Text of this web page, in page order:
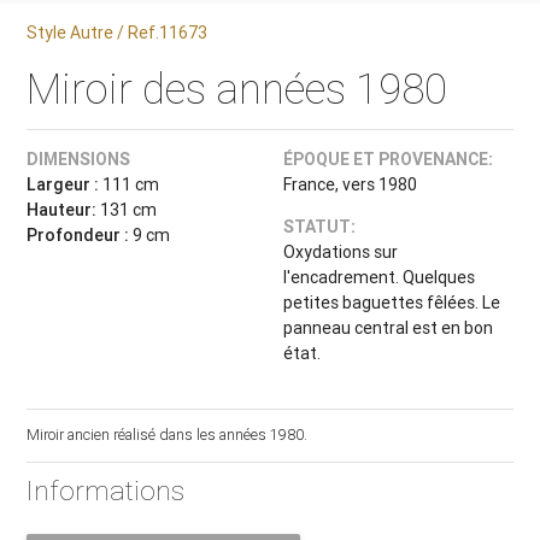
Style Autre / Ref.11673
Miroir des années 1980
DIMENSIONS
Largeur : 111 cm
Hauteur: 131 cm
Profondeur : 9 cm
ÉPOQUE ET PROVENANCE:
France, vers 1980
STATUT:
Oxydations sur
l'encadrement. Quelques
petites baguettes fêlées. Le
panneau central est en bon
état.
Miroir ancien réalisé dans les années 1980.
Informations